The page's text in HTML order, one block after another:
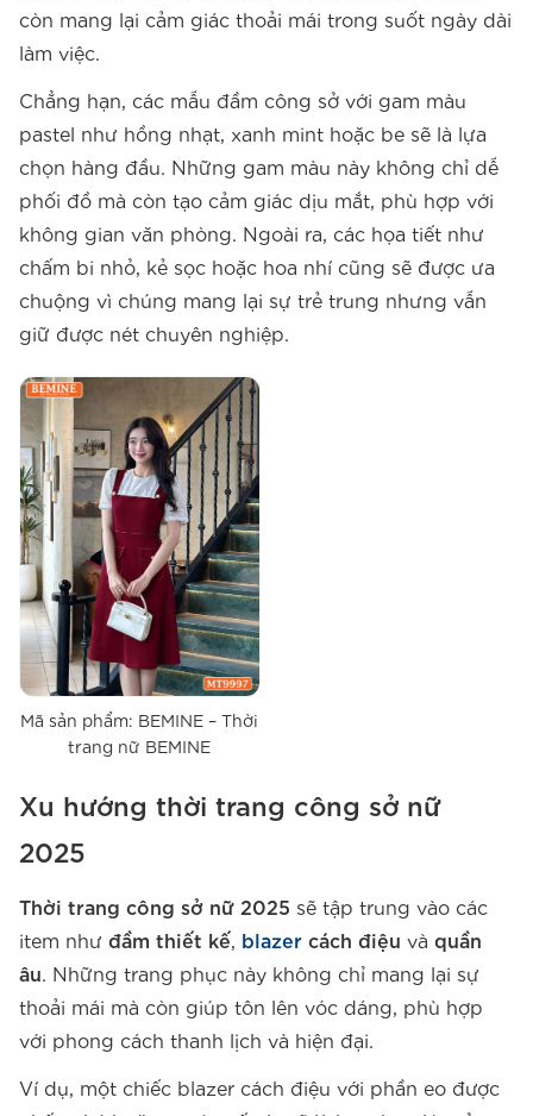
còn mang lại cảm giác thoải mái trong suốt ngày dài
làm việc.
Chẳng hạn, các mẫu đầm công sở với gam màu
pastel như hồng nhạt, xanh mint hoặc be sẽ là lựa
chọn hàng đầu. Những gam màu này không chỉ dễ
phối đồ mà còn tạo cảm giác dịu mắt, phù hợp với
không gian văn phòng. Ngoài ra, các họa tiết như
chấm bi nhỏ, kẻ sọc hoặc hoa nhí cũng sẽ được ưa
chuộng vì chúng mang lại sự trẻ trung nhưng vẫn
giữ được nét chuyên nghiệp.
Mã sản phẩm: BEMINE – Thời
trang nữ BEMINE
Xu hướng thời trang công sở nữ
2025
Thời trang công sở nữ 2025 sẽ tập trung vào các
item như đầm thiết kế, blazer cách điệu và quần
âu. Những trang phục này không chỉ mang lại sự
thoải mái mà còn giúp tôn lên vóc dáng, phù hợp
với phong cách thanh lịch và hiện đại.
Ví dụ, một chiếc blazer cách điệu với phần eo được